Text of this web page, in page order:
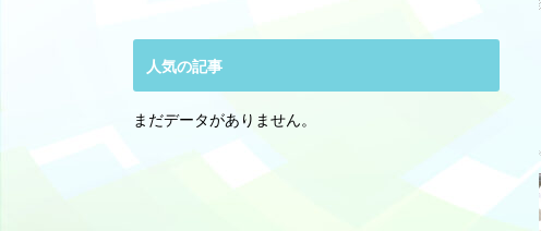
人気の記事
まだデータがありません。